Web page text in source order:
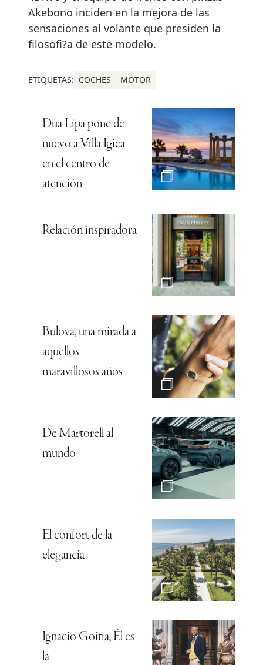
Akebono inciden en la mejora de las
sensaciones al volante que presiden la
filosofi?a de este modelo.
ETIQUETAS: COCHES MOTOR
Dua Lipa pone de
nuevo a Villa Igiea
en el centro de
atención
Relación inspiradora
Bulova, una mirada a
aquellos
maravillosos años
De Martorell al
mundo
El confort de la
elegancia
Ignacio Goitia, Él es
la